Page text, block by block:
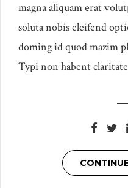
magna aliquam erat
soluta nobis eleifend
doming id quod mazim
Typi non habent